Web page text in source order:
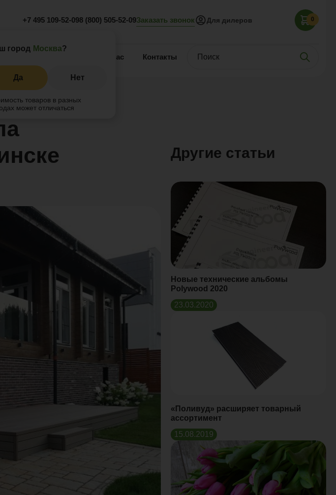
город Москва?
Да Нет
товаров в разных
может отличаться
+7 495 109-52-098 (800) 505-52-09Заказать звонок Для дилеров 0
О нас Контакты
в Челябинске
Другие статьи
Новые технические альбомы
Polywood 2020
23.03.2020
«Поливуд» расширяет товарный
ассортимент
15.08.2019